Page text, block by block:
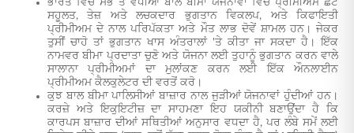
ਭਾਰਤ ਵਿੱਚ ਸਭ ਤੋਂ ਵਧੀਆ ਬਾਲ ਬੀਮਾ ਯੋਜਨਾਵਾਂ ਵਿੱਚ ਪ੍ਰੀਮੀਅਮ ਛੋਟ
ਸਹੂਲਤ, ਤੇਜ਼ ਅਤੇ ਲਚਕਦਾਰ ਭੁਗਤਾਨ ਵਿਕਲਪ, ਅਤੇ ਕਿਫਾਇਤੀ
ਪ੍ਰੀਮੀਅਮ ਦੇ ਨਾਲ ਪਰਿਪੱਕਤਾ ਅਤੇ ਮੌਤ ਲਾਭ ਦੋਵੇਂ ਸ਼ਾਮਲ ਹਨ। ਜੇਕਰ
ਤੁਸੀਂ ਚਾਹੋ ਤਾਂ ਭੁਗਤਾਨ ਖਾਸ ਅੰਤਰਾਲਾਂ 'ਤੇ ਕੀਤਾ ਜਾ ਸਕਦਾ ਹੈ। ਇੱਕ
ਨਾਮਵਰ ਬੀਮਾ ਪ੍ਰਦਾਤਾ ਚੁਣੋ ਅਤੇ ਯੋਜਨਾ ਲਈ ਤੁਹਾਨੂੰ ਭੁਗਤਾਨ ਕਰਨ ਵਾਲੇ
ਸਾਲਾਨਾ ਪ੍ਰੀਮੀਅਮਾਂ ਦਾ ਮੁਲਾਂਕਣ ਕਰਨ ਲਈ ਇੱਕ ਔਨਲਾਈਨ
ਪ੍ਰੀਮੀਅਮ ਕੈਲਕੁਲੇਟਰ ਦੀ ਵਰਤੋਂ ਕਰੋ।
ਕੁਝ ਬਾਲ ਬੀਮਾ ਪਾਲਿਸੀਆਂ ਬਾਜ਼ਾਰ ਨਾਲ ਜੁੜੀਆਂ ਯੋਜਨਾਵਾਂ ਹੁੰਦੀਆਂ ਹਨ।
ਕਰਜ਼ੇ ਅਤੇ ਇਕੁਇਟੀਜ਼ ਦਾ ਸਾਹਮਣਾ ਇਹ ਯਕੀਨੀ ਬਣਾਉਂਦਾ ਹੈ ਕਿ
ਕਾਰਪਸ ਬਾਜ਼ਾਰ ਦੀਆਂ ਸਥਿਤੀਆਂ ਅਨੁਸਾਰ ਵਧਦਾ ਹੈ, ਪਰ ਲੰਬੇ ਸਮੇਂ ਲਈ